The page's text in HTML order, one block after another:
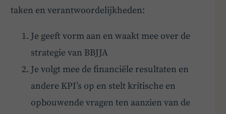
taken en verantwoordelijkheden:
Je geeft vorm aan en waakt mee over de
strategie van BBJJA
Je volgt mee de financiële resultaten en
andere KPI’s op en stelt kritische en
opbouwende vragen ten aanzien van de